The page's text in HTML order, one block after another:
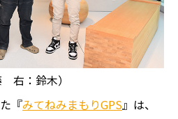
右：鈴木）
『みてねみまもりGPS』は、